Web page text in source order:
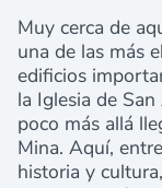
Muy cerca de
una de las más
edificios
la Iglesia de
poco más allá
Mina. Aquí,
historia y